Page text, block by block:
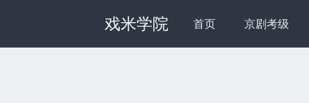
戏米学院 首页 京剧考级